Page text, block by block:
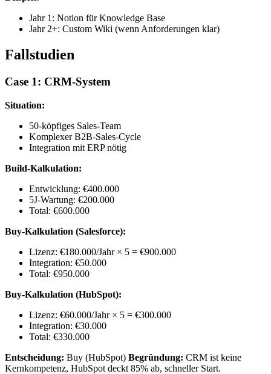
Jahr 1: Notion für Knowledge Base
Jahr 2+: Custom Wiki (wenn Anforderungen klar)
Fallstudien
Case 1: CRM-System
Situation:
50-köpfiges Sales-Team
Komplexer B2B-Sales-Cycle
Integration mit ERP nötig
Build-Kalkulation:
Entwicklung: €400.000
5J-Wartung: €200.000
Total: €600.000
Buy-Kalkulation (Salesforce):
Lizenz: €180.000/Jahr × 5 = €900.000
Integration: €50.000
Total: €950.000
Buy-Kalkulation (HubSpot):
Lizenz: €60.000/Jahr × 5 = €300.000
Integration: €30.000
Total: €330.000
Entscheidung: Buy (HubSpot) Begründung: CRM ist keine
Kernkompetenz, HubSpot deckt 85% ab, schneller Start.